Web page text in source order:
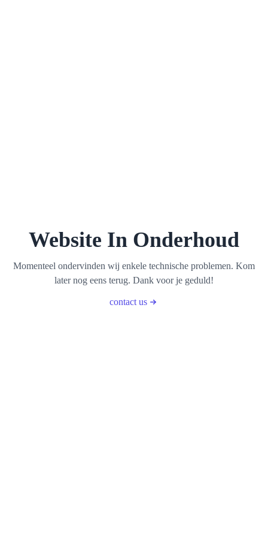
Website In Onderhoud
Momenteel ondervinden wij enkele technische problemen. Kom
later nog eens terug. Dank voor je geduld!
contact us